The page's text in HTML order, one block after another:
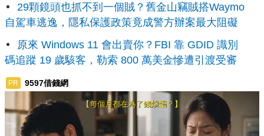
29顆鏡頭也抓不到一個賊？舊金山竊賊搭Waymo
自駕車逃逸，隱私保護政策竟成警方辦案最大阻礙
原來 Windows 11 會出賣你？FBI 靠 GDID 識別
碼追蹤 19 歲駭客，勒索 800 萬美金慘遭引渡受審
PR 9597借錢網